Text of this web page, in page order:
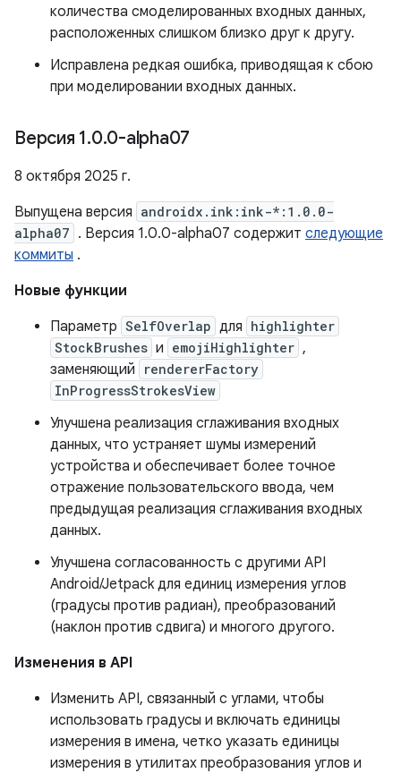
количества смоделированных входных данных,
расположенных слишком близко друг к другу.
Исправлена ​​редкая ошибка, приводящая к сбою
при моделировании входных данных.
Версия 1.0.0-alpha07
8 октября 2025 г.
Выпущена версия androidx.ink:ink-*:1.0.0-
alpha07 . Версия 1.0.0-alpha07 содержит следующие
коммиты .
Новые функции
Параметр SelfOverlap для highlighter
StockBrushes и emojiHighlighter ,
заменяющий
rendererFactory
InProgressStrokesView
Улучшена реализация сглаживания входных
данных, что устраняет шумы измерений
устройства и обеспечивает более точное
отражение пользовательского ввода, чем
предыдущая реализация сглаживания входных
данных.
Улучшена согласованность с другими API
Android/Jetpack для единиц измерения углов
(градусы против радиан), преобразований
(наклон против сдвига) и многого другого.
Изменения в API
Изменить API, связанный с углами, чтобы
использовать градусы и включать единицы
измерения в имена, четко указать единицы
измерения в утилитах преобразования углов и